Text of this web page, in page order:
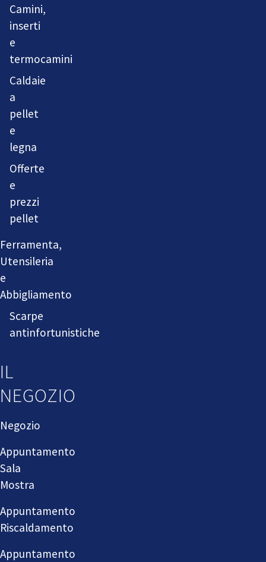
Camini,
inserti
e
termocamini
Caldaie
a
pellet
e
legna
Offerte
e
prezzi
pellet
Ferramenta,
Utensileria
e
Abbigliamento
Scarpe
antinfortunistiche
IL
NEGOZIO
Negozio
Appuntamento
Sala
Mostra
Appuntamento
Riscaldamento
Appuntamento